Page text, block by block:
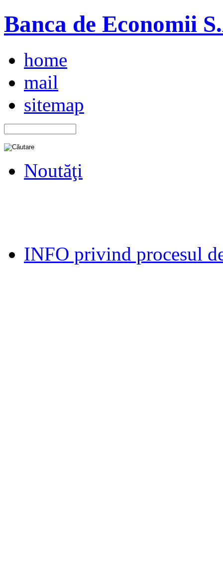
Banca de Economii
home
mail
sitemap
Noutăţi
INFO privind procesul